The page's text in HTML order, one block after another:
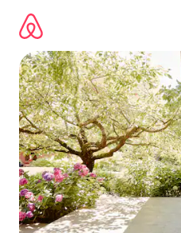
direct
naar
inhoud